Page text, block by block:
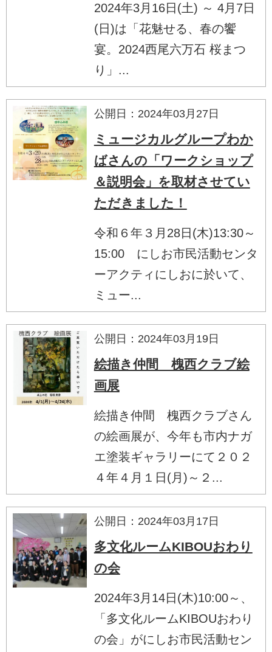
2024年3月16日(土) ～ 4月7日
(日)は「花魅せる、春の饗
宴。2024西尾六万石 桜まつ
り」...
公開日：2024年03月27日
ミュージカルグループわか
ばさんの「ワークショップ
＆説明会」を取材させてい
ただきました！
令和６年３月28日(木)13:30～
15:00 にしお市民活動センタ
ーアクティにしおに於いて、
ミュー...
公開日：2024年03月19日
絵描き仲間 槐西クラブ絵
画展
絵描き仲間 槐西クラブさん
の絵画展が、今年も市内ナガ
エ塗装ギャラリーにて２０２
４年４月１日(月)～２...
公開日：2024年03月17日
多文化ルームKIBOUおわり
の会
2024年3月14日(木)10:00～、
「多文化ルームKIBOUおわり
の会」がにしお市民活動セン